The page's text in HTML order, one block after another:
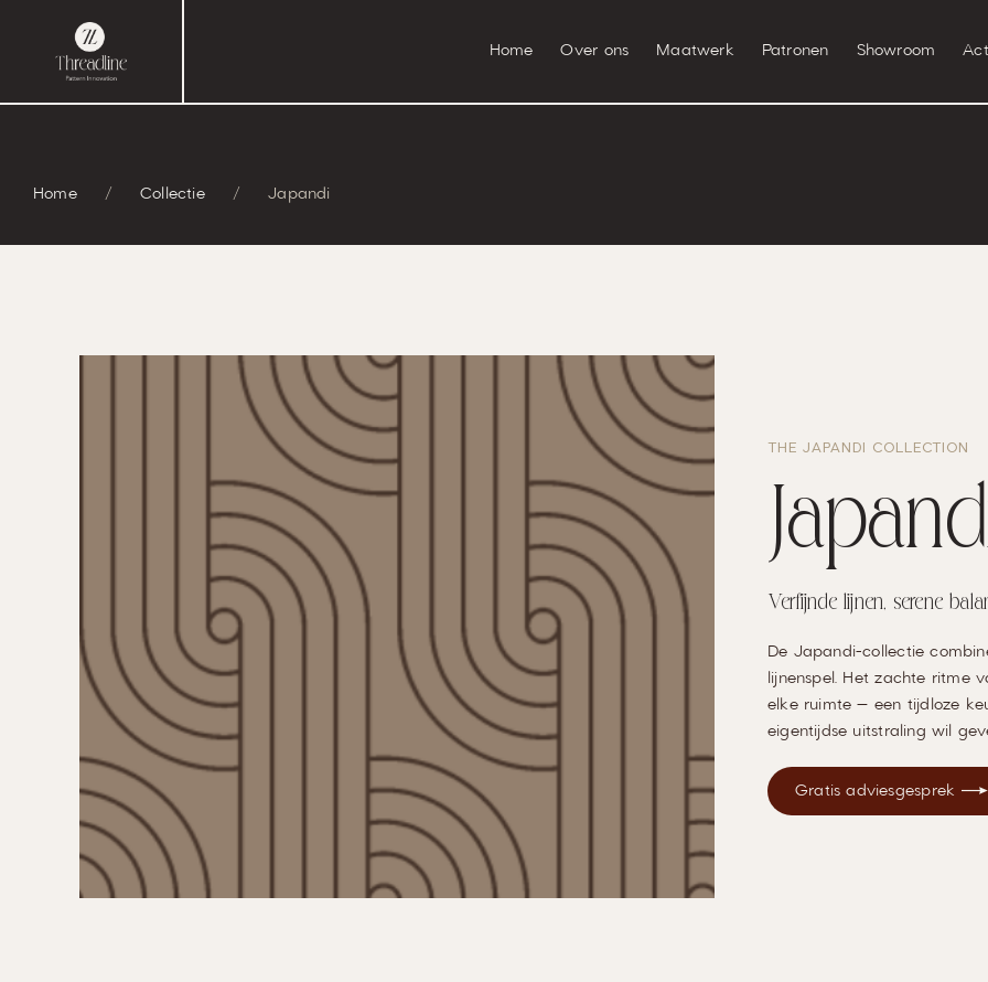
Home Over ons Maatwerk Patronen Showroom
Home / Collectie / Japandi
THE JAPANDI COLLECTION
Verfijnde lijnen, serene
De Japandi-collectie
lijnenspel. Het zachte ritme
elke ruimte — een tijdloze
eigentijdse uitstraling wil
Gratis adviesgesprek